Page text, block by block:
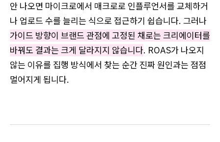
안 나오면 마이크로에서 매크로로 인플루언서를 교체하거
나 업로드 수를 늘리는 식으로 접근하기 쉽습니다. 그러나
가이드 방향이 브랜드 관점에 고정된 채로는 크리에이터를
바꿔도 결과는 크게 달라지지 않습니다. ROAS가 나오지
않는 이유를 집행 방식에서 찾는 순간 진짜 원인과는 점점
멀어지게 됩니다.